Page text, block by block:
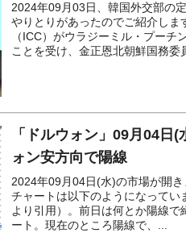
2024年09月03日、韓国外交部の
やりとりがあったのでご紹介し
（ICC）がウラジーミル・プー
ことを受け、金正恩北朝鮮国務委
「ドルウォン」09月04日
ォン安方向で陽線
2024年09月04日(水)の市場が開
チャートは以下のようになってい
より引用）。前日は何とか陽線で
ート。現在のところ陽線で、...